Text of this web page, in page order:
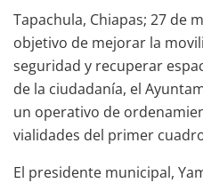
Tapachula, Chiapas; 27 de
objetivo de mejorar la
seguridad y recuperar
de la ciudadanía, el
un operativo de
vialidades del primer
El presidente municipal,